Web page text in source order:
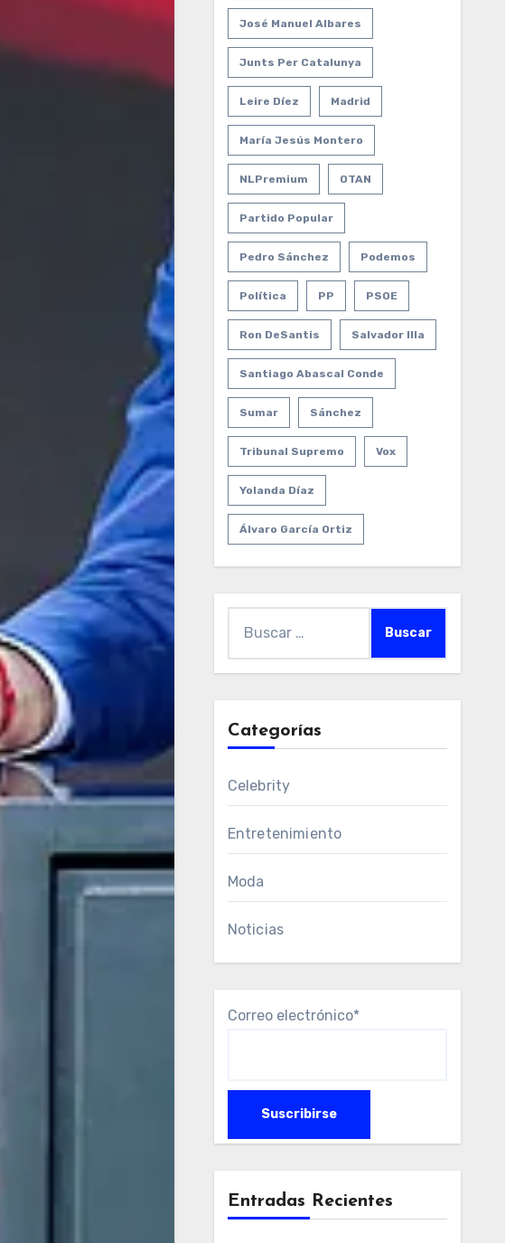
José Manuel Albares
Junts Per Catalunya
Leire Díez Madrid
María Jesús Montero
NLPremium OTAN
Partido Popular
Pedro Sánchez Podemos
Política PP PSOE
Ron DeSantis Salvador Illa
Santiago Abascal Conde
Sumar Sánchez
Tribunal Supremo Vox
Yolanda Díaz
Álvaro García Ortiz
Categorías
Celebrity
Entretenimiento
Moda
Noticias
Correo electrónico*
Entradas Recientes